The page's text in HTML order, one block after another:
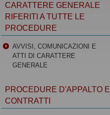
CARATTERE GENERALE
RIFERITI A TUTTE LE
PROCEDURE
AVVISI, COMUNICAZIONI E
ATTI DI CARATTERE
GENERALE
PROCEDURE D'APPALTO E
CONTRATTI